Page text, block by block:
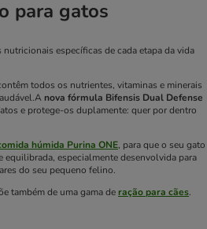
para gatos
nutricionais específicas de cada etapa da vida
todos os nutrientes, vitaminas e minerais
A nova fórmula Bifensis Dual Defense
e protege-os duplamente: quer por dentro
húmida Purina ONE, para que o seu gato
equilibrada, especialmente desenvolvida para
do seu pequeno felino.
também de uma gama deração para cães.